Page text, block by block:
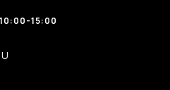
15:00